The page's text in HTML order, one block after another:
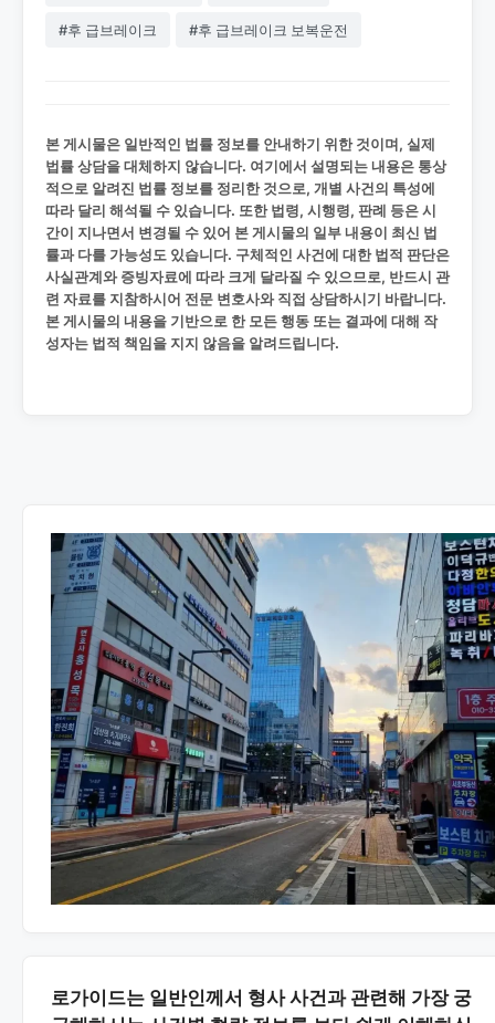
#후 급브레이크 #후 급브레이크 보복운전
본 게시물은 일반적인 법률 정보를 안내하기 위한 것이며, 실제
법률 상담을 대체하지 않습니다. 여기에서 설명되는 내용은 통상
적으로 알려진 법률 정보를 정리한 것으로, 개별 사건의 특성에
따라 달리 해석될 수 있습니다. 또한 법령, 시행령, 판례 등은 시
간이 지나면서 변경될 수 있어 본 게시물의 일부 내용이 최신 법
률과 다를 가능성도 있습니다. 구체적인 사건에 대한 법적 판단은
사실관계와 증빙자료에 따라 크게 달라질 수 있으므로, 반드시 관
련 자료를 지참하시어 전문 변호사와 직접 상담하시기 바랍니다.
본 게시물의 내용을 기반으로 한 모든 행동 또는 결과에 대해 작
성자는 법적 책임을 지지 않음을 알려드립니다.
로가이드는 일반인께서 형사 사건과 관련해 가장 궁